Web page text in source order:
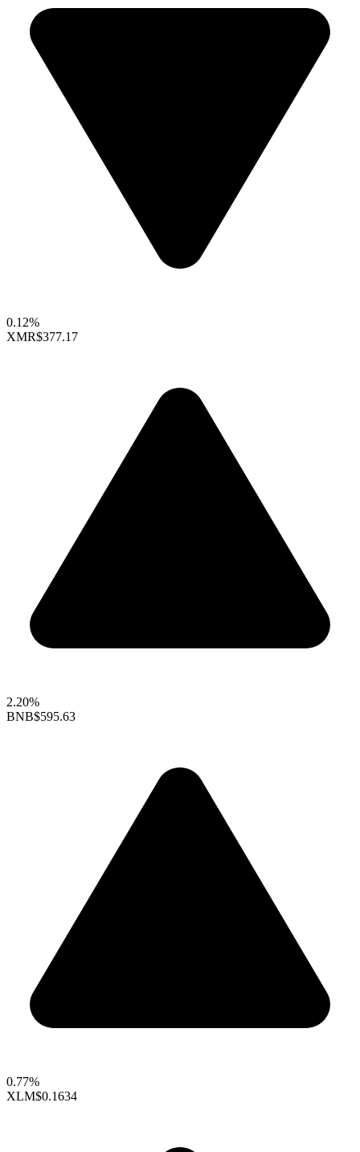
0.12%
XMR$377.17
2.20%
BNB$595.63
0.77%
XLM$0.1634